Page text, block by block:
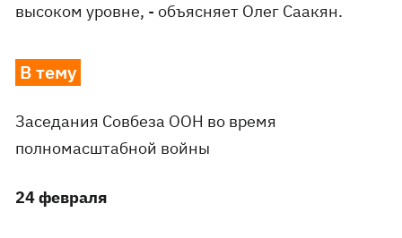
высоком уровне, - объясняет Олег Саакян.
В тему
Заседания Совбеза ООН во время
полномасштабной войны
24 февраля